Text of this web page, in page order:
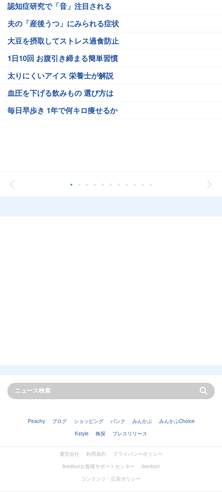
認知症研究で「音」注目される
夫の「産後うつ」にみられる症状
大豆を摂取してストレス過食防止
1日10回 お腹引き締まる簡単習慣
太りにくいアイス 栄養士が解説
血圧を下げる飲みもの 選び方は
毎日早歩き 1年で何キロ痩せるか
Peachy ブログ ショッピング バンク みんかぶ
みんかぶChoice
Kstyle
株探 プレスリリース
運営会社 利用規約
プライバシーポリシー
livedoorお客様サポートセンター
livedoor
コンテンツ・広告ポリシー